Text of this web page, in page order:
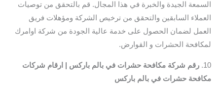
السمعة الجيدة والخبرة في هذا المجال. قم بالتحقق من توصيات
العملاء السابقين والتحقق من ترخيص الشركة ومؤهلات فريق
العمل لضمان الحصول على خدمة عالية الجودة من شركة اوامرك
لمكافحة الحشرات و القوارض.
10. رقم شركة مكافحة حشرات في بالم باركس | ارقام شركات
مكافحة حشرات في بالم باركس